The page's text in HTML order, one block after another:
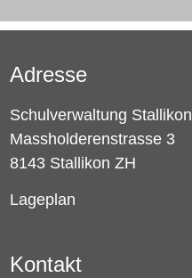
Adresse
Schulverwaltung Stallikon
Massholderenstrasse 3
8143 Stallikon ZH
Lageplan
Kontakt